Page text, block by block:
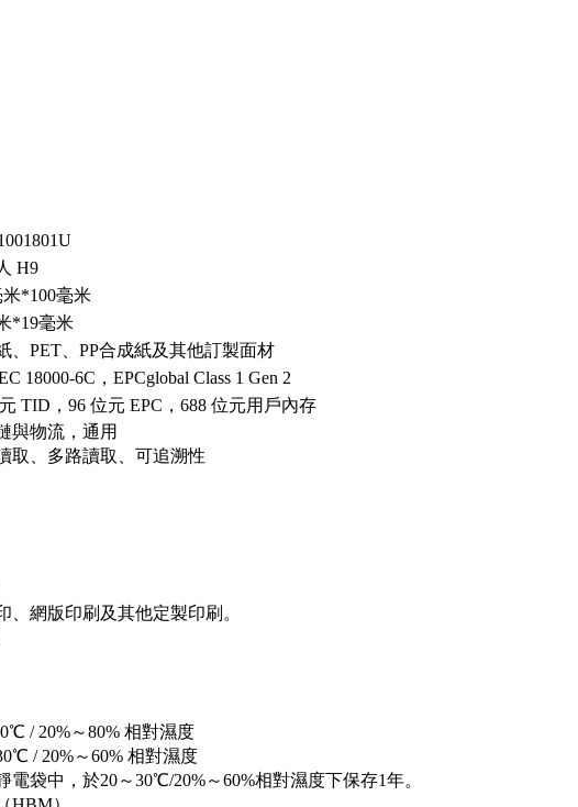
H9
米*100毫米
*19毫米
、PET、PP合成紙及其他訂製面材
18000-6C，EPCglobal Class 1 Gen 2
TID，96 位元 EPC，688 位元用戶內存
與物流，通用
取、多路讀取、可追溯性
、網版印刷及其他定製印刷。
/ 20%～80% 相對濕度
/ 20%～60% 相對濕度
電袋中，於20～30℃/20%～60%相對濕度下保存1年。